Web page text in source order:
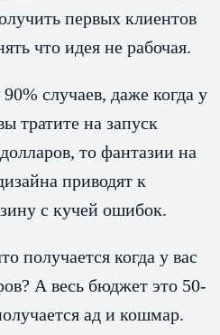
первых клиентов
что идея не рабочая.
случаев, даже когда у
тратите на запуск
то фантазии на
приводят к
с кучей ошибок.
получается когда у вас
А весь бюджет это 50-
ад и кошмар.